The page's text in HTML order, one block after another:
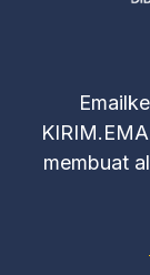
membuat